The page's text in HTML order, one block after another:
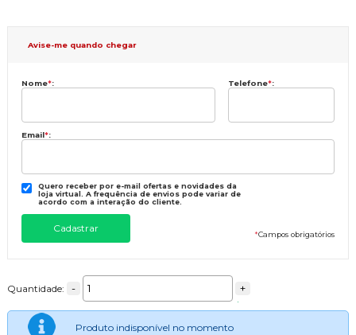
Avise-me quando chegar
Nome*: Telefone*:
Email*:
Quero receber por e-mail ofertas e novidades da
loja virtual. A frequência de envios pode variar de
acordo com a interação do cliente.
*Campos obrigatórios
Quantidade: - +
Produto indisponível no momento